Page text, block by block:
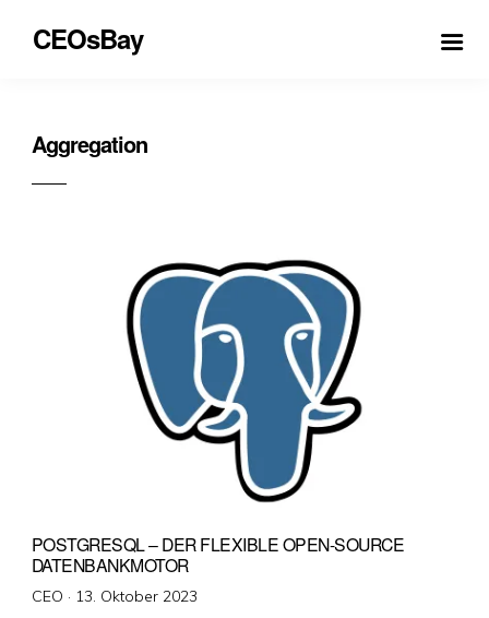
CEOsBay
Aggregation
POSTGRESQL – DER FLEXIBLE OPEN-SOURCE
DATENBANKMOTOR
CEO · Veröffentlicht
13. Oktober 2023